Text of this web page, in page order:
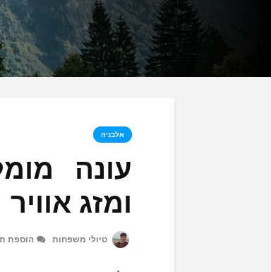
אלבניה
עונה
ומזג אוויר
טיולי משפחות הוספת